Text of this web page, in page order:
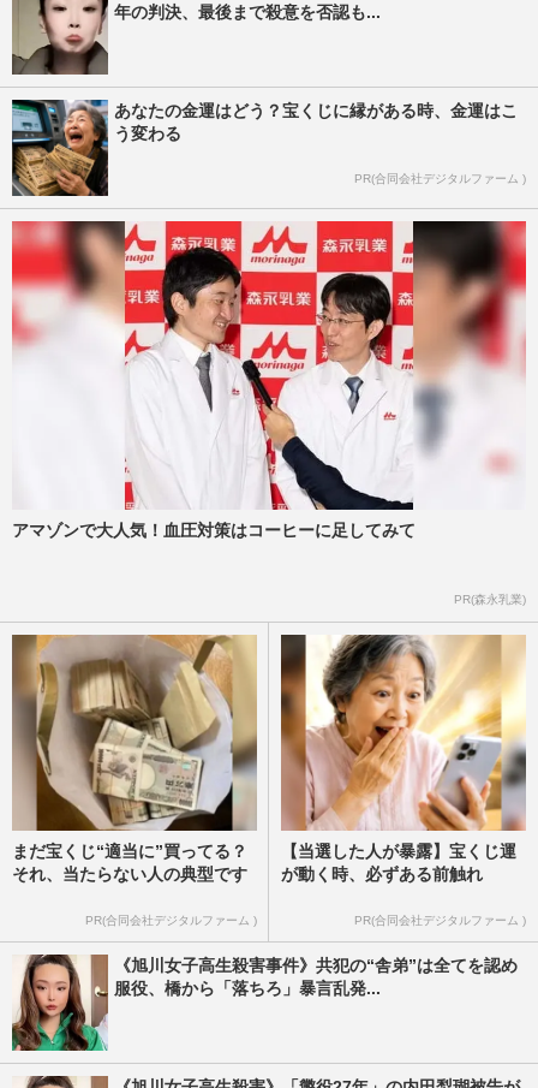
年の判決、最後まで殺意を否認も...
あなたの金運はどう？宝くじに縁がある時、金運はこ
う変わる
PR(合同会社デジタルファーム )
アマゾンで大人気！血圧対策はコーヒーに足してみて
PR(森永乳業)
まだ宝くじ“適当に”買ってる？
それ、当たらない人の典型です
PR(合同会社デジタルファーム )
【当選した人が暴露】宝くじ運
が動く時、必ずある前触れ
PR(合同会社デジタルファーム )
《旭川女子高生殺害事件》共犯の“舎弟”は全てを認め
服役、橋から「落ちろ」暴言乱発...